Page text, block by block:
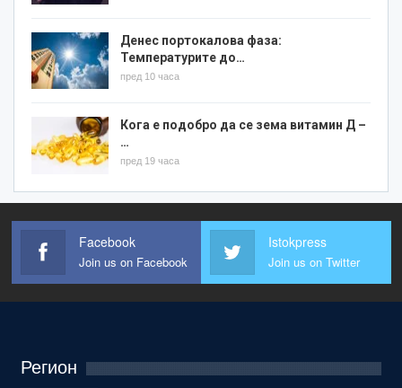
Денес портокалова фаза:
Температурите до…
пред 10 часа
Кога е подобро да се зема витамин Д –
…
пред 19 часа
Facebook
Join us on Facebook
Istokpress
Join us on Twitter
Регион